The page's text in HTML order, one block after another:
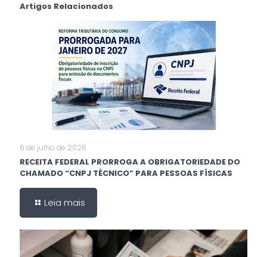
Artigos Relacionados
6 de julho de 2026
RECEITA FEDERAL PRORROGA A OBRIGATORIEDADE DO
CHAMADO “CNPJ TÉCNICO” PARA PESSOAS FÍSICAS
Leia mais